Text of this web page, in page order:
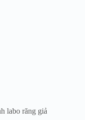
labo răng giả